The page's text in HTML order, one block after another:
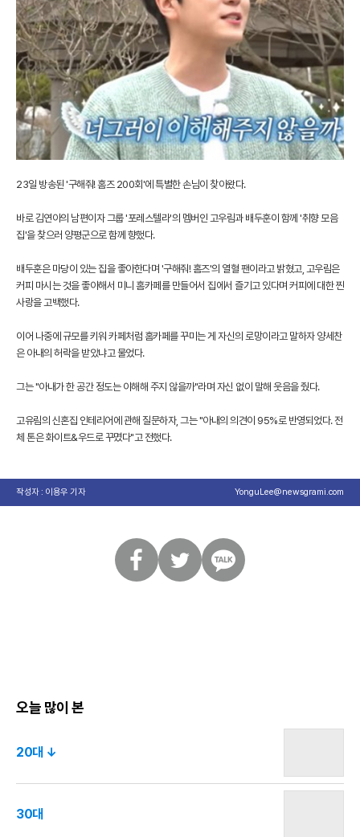
23일 방송된 '구해줘! 홈즈 200회'에 특별한 손님이 찾아왔다.
바로 김연아의 남편이자 그룹 '포레스텔라'의 멤버인 고우림과 배두훈이 함께 '취향 모음
집'을 찾으러 양평군으로 함께 향했다.
배두훈은 마당이 있는 집을 좋아한다며 '구해줘! 홈즈'의 열혈 팬이라고 밝혔고, 고우림은
커피 마시는 것을 좋아해서 미니 홈카페를 만들어서 집에서 즐기고 있다며 커피에 대한 찐
사랑을 고백했다.
이어 나중에 규모를 키워 카페처럼 홈카페를 꾸미는 게 자신의 로망이라고 말하자 양세찬
은 아내의 허락을 받았냐고 물었다.
그는 "아내가 한 공간 정도는 이해해 주지 않을까"라며 자신 없이 말해 웃음을 줬다.
고유림의 신혼집 인테리어에 관해 질문하자, 그는 "아내의 의견이 95%로 반영되었다. 전
체 톤은 화이트&우드로 꾸몄다"고 전했다.
작성자 : 이용우 기자 YonguLee@newsgrami.com
오늘 많이 본
20대 ↓
30대